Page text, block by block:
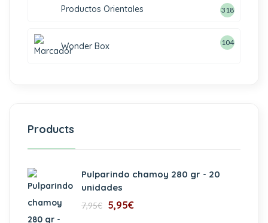
Productos Orientales 318
Wonder Box 104
Products
Pulparindo chamoy 280 gr - 20
unidades
7,95€ 5,95€